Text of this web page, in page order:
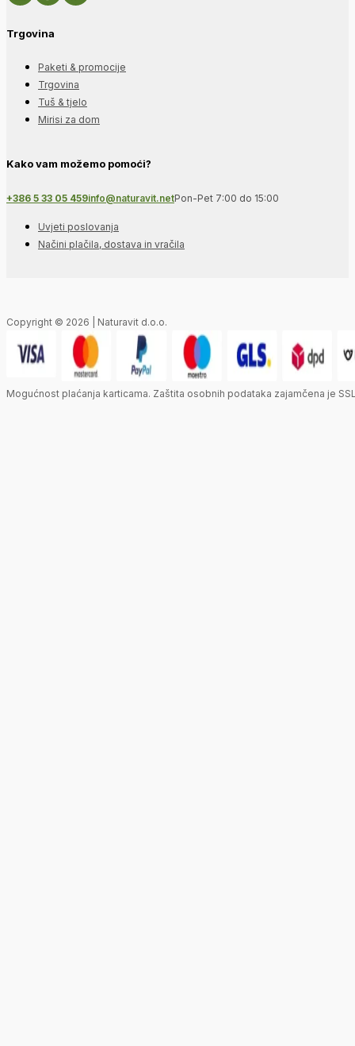
Trgovina
Paketi & promocije
Trgovina
Tuš & tjelo
Mirisi za dom
Kako vam možemo pomoći?
+386 5 33 05 459info@naturavit.netPon-Pet 7:00 do 15:00
Uvjeti poslovanja
Načini plačila, dostava in vračila
Copyright © 2026 | Naturavit d.o.o.
Mogućnost plaćanja karticama. Zaštita osobnih podataka zajamčena je